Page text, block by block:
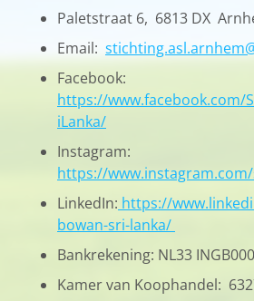
Paletstraat 6, 6813 DX
Email:
Facebook:
https://www.facebook.com/
iLanka/
Instagram:
https://
LinkedIn: https://
bowan-sri-lanka/
Bankrekening: NL33
Kamer van Koophandel: